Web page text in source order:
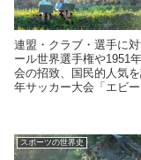
連盟・クラブ・選手に
ール世界選手権や1951
会の招致、国民的人気
年サッカー大会「エビ
スポーツの世界史